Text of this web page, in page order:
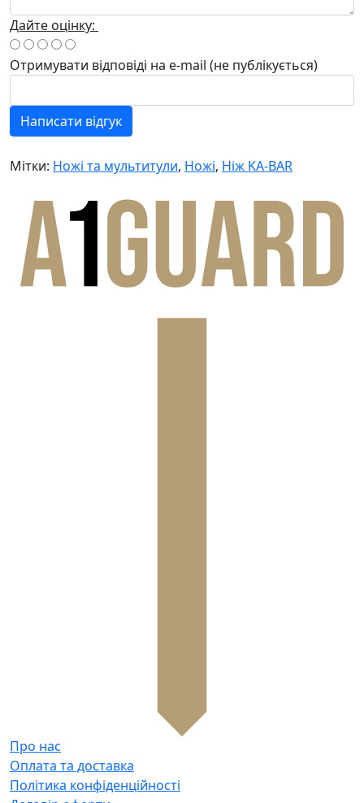
Дайте оцінку:
Отримувати відповіді на e-mail (не публікується)
Написати відгук
Мітки: Ножі та мультитули, Ножі, Ніж KA-BAR
Про нас
Оплата та доставка
Політика конфіденційності